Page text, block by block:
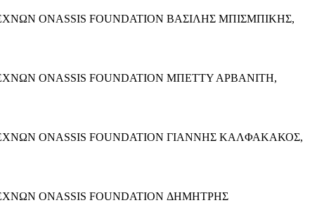
ONASSIS FOUNDATION ΒΑΣΙΛΗΣ ΜΠΙΣΜΠΙΚΗΣ,
ONASSIS FOUNDATION ΜΠΕΤΤΥ ΑΡΒΑΝΙΤΗ,
ONASSIS FOUNDATION ΓΙΑΝΝΗΣ ΚΑΛΦΑΚΑΚΟΣ,
ONASSIS FOUNDATION ΔΗΜΗΤΡΗΣ